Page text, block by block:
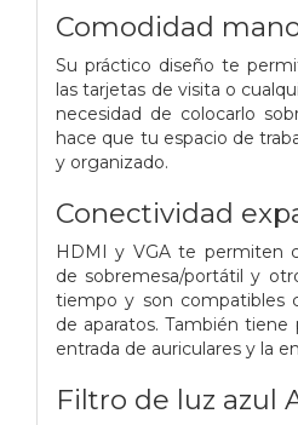
Comodidad
Su práctico diseño te
las tarjetas de visita o
necesidad de colocarlo
hace que tu espacio de
y organizado.
Conectividad
HDMI y VGA te permiten
de sobremesa/portátil y
tiempo y son compatibles
de aparatos. También tiene
entrada de auriculares y la
Filtro de luz azul